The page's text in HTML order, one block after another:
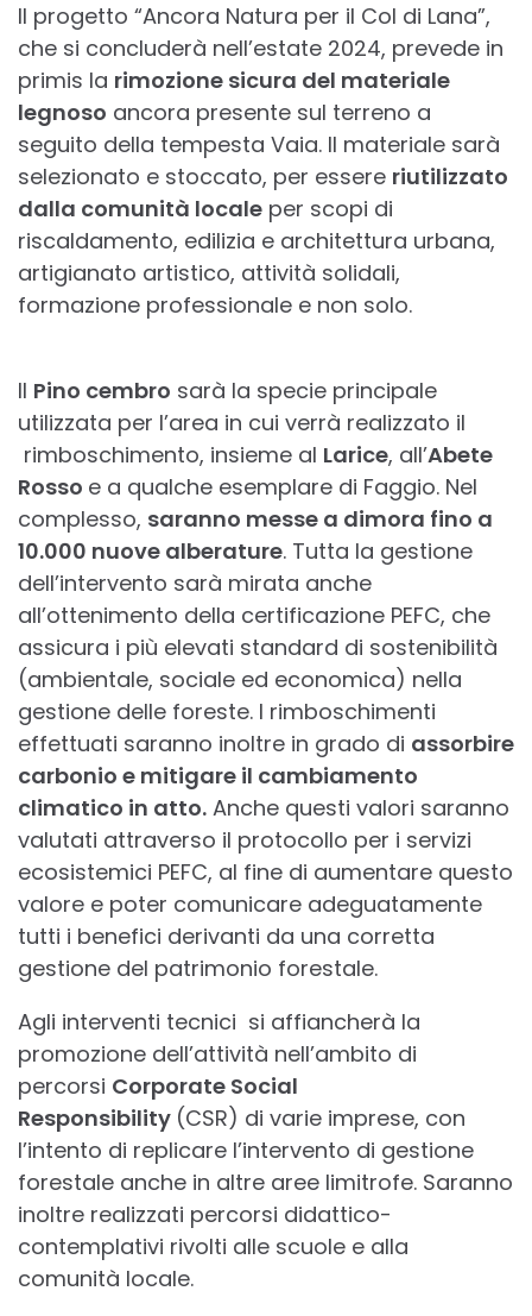
Il progetto “Ancora Natura per il Col di Lana”,
che si concluderà nell’estate 2024, prevede in
primis la rimozione sicura del materiale
legnoso ancora presente sul terreno a
seguito della tempesta Vaia. Il materiale sarà
selezionato e stoccato, per essere riutilizzato
dalla comunità locale per scopi di
riscaldamento, edilizia e architettura urbana,
artigianato artistico, attività solidali,
formazione professionale e non solo.
Il Pino cembro sarà la specie principale
utilizzata per l’area in cui verrà realizzato il
rimboschimento, insieme al Larice, all’Abete
Rosso e a qualche esemplare di Faggio. Nel
complesso, saranno messe a dimora fino a
10.000 nuove alberature. Tutta la gestione
dell’intervento sarà mirata anche
all’ottenimento della certificazione PEFC, che
assicura i più elevati standard di sostenibilità
(ambientale, sociale ed economica) nella
gestione delle foreste. I rimboschimenti
effettuati saranno inoltre in grado di assorbire
carbonio e mitigare il cambiamento
climatico in atto. Anche questi valori saranno
valutati attraverso il protocollo per i servizi
ecosistemici PEFC, al fine di aumentare questo
valore e poter comunicare adeguatamente
tutti i benefici derivanti da una corretta
gestione del patrimonio forestale.
Agli interventi tecnici si affiancherà la
promozione dell’attività nell’ambito di
percorsi Corporate Social
Responsibility (CSR) di varie imprese, con
l’intento di replicare l’intervento di gestione
forestale anche in altre aree limitrofe. Saranno
inoltre realizzati percorsi didattico-
contemplativi rivolti alle scuole e alla
comunità locale.